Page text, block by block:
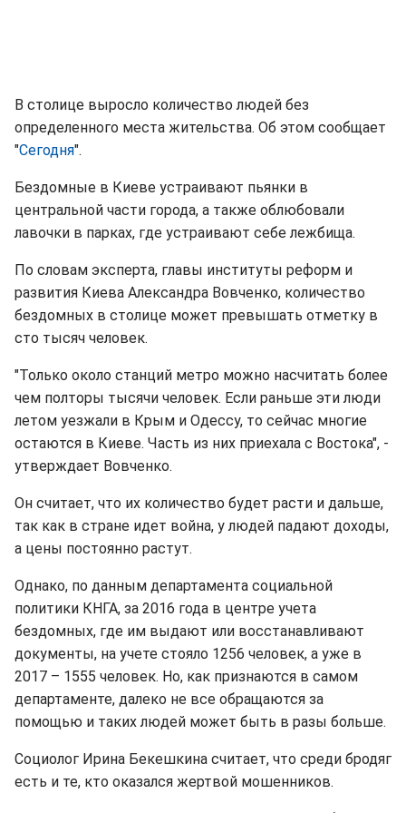
В столице выросло количество людей без
определенного места жительства. Об этом сообщает
"Сегодня".
Бездомные в Киеве устраивают пьянки в
центральной части города, а также облюбовали
лавочки в парках, где устраивают себе лежбища.
По словам эксперта, главы институты реформ и
развития Киева Александра Вовченко, количество
бездомных в столице может превышать отметку в
сто тысяч человек.
"Только около станций метро можно насчитать более
чем полторы тысячи человек. Если раньше эти люди
летом уезжали в Крым и Одессу, то сейчас многие
остаются в Киеве. Часть из них приехала с Востока", -
утверждает Вовченко.
Он считает, что их количество будет расти и дальше,
так как в стране идет война, у людей падают доходы,
а цены постоянно растут.
Однако, по данным департамента социальной
политики КНГА, за 2016 года в центре учета
бездомных, где им выдают или восстанавливают
документы, на учете стояло 1256 человек, а уже в
2017 – 1555 человек. Но, как признаются в самом
департаменте, далеко не все обращаются за
помощью и таких людей может быть в разы больше.
Социолог Ирина Бекешкина считает, что среди бродяг
есть и те, кто оказался жертвой мошенников.